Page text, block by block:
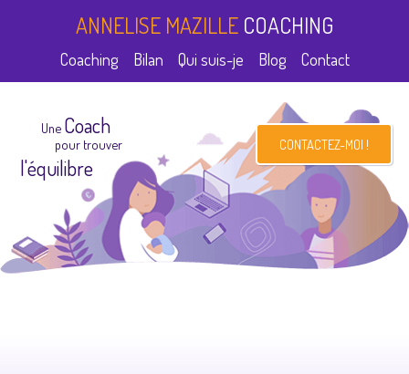
ANNELISE MAZILLE COACHING
Coaching Bilan Qui suis-je Blog Contact
Une Coach
pour trouver
l'équilibre
CONTACTEZ-MOI !